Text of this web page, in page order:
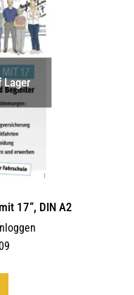
Lager
17“, DIN A2